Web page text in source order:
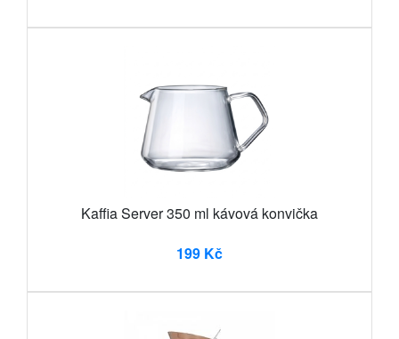
Kaffia Server 350 ml kávová konvička
199 Kč